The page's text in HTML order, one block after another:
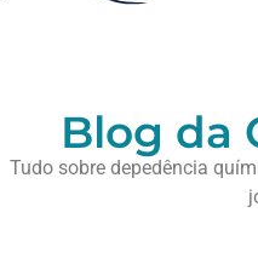
Blog da
Tudo sobre depedência